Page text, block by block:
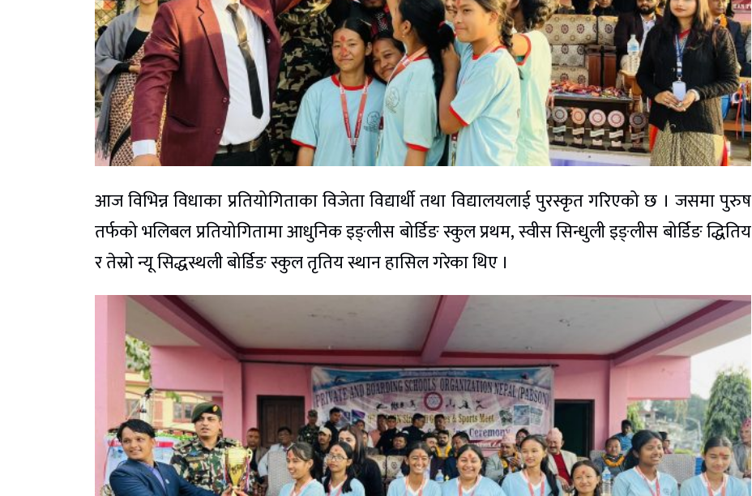
आज विभिन्न विधाका प्रतियोगिताका विजेता विद्यार्थी तथा विद्यालयलाई पुरस्कृत गरिएको छ । जसमा पुरुष
तर्फको भलिबल प्रतियोगितामा आधुनिक इङ्लीस बोर्डिङ स्कुल प्रथम, स्वीस सिन्धुली इङ्लीस बोर्डिङ द्धितिय
र तेस्रो न्यू सिद्धस्थली बोर्डिङ स्कुल तृतिय स्थान हासिल गरेका थिए ।